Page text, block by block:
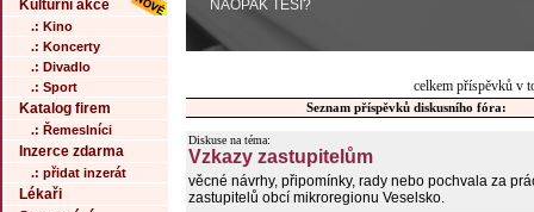
Kulturní akce
.: Kino
.: Koncerty
.: Divadlo
.: Sport
Katalog firem
.: Řemeslníci
Inzerce zdarma
.: přidat inzerát
Lékaři
NAOPAK TĚŠÍ?
celkem příspěvků v
Seznam příspěvků diskusního fóra:
Diskuse na téma:
Vzkazy zastupitelům
věcné návrhy, připomínky, rady nebo pochvala za
zastupitelů obcí mikroregionu Veselsko.